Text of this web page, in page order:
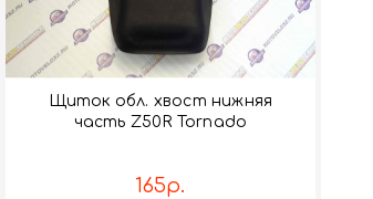
Щиток обл. хвост нижняя
часть Z50R Tornado
165р.